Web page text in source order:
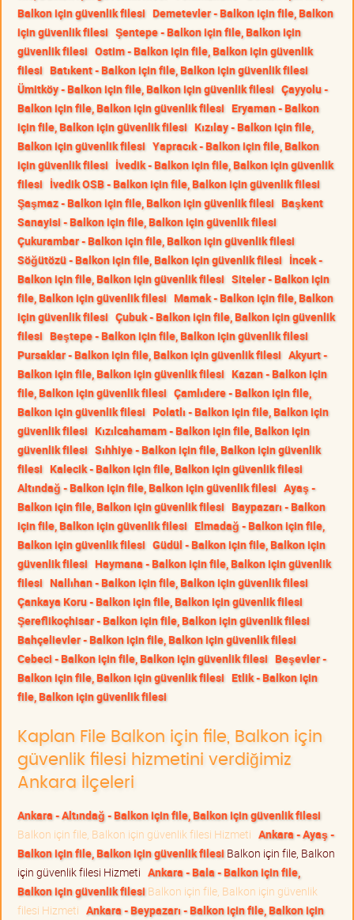
Balkon için güvenlik filesi Demetevler - Balkon için file, Balkon
için güvenlik filesi Şentepe - Balkon için file, Balkon için
güvenlik filesi Ostim - Balkon için file, Balkon için güvenlik
filesi Batıkent - Balkon için file, Balkon için güvenlik filesi
Ümitköy - Balkon için file, Balkon için güvenlik filesi Çayyolu -
Balkon için file, Balkon için güvenlik filesi Eryaman - Balkon
için file, Balkon için güvenlik filesi Kızılay - Balkon için file,
Balkon için güvenlik filesi Yapracık - Balkon için file, Balkon
için güvenlik filesi İvedik - Balkon için file, Balkon için güvenlik
filesi İvedik OSB - Balkon için file, Balkon için güvenlik filesi
Şaşmaz - Balkon için file, Balkon için güvenlik filesi Başkent
Sanayisi - Balkon için file, Balkon için güvenlik filesi
Çukurambar - Balkon için file, Balkon için güvenlik filesi
Söğütözü - Balkon için file, Balkon için güvenlik filesi İncek -
Balkon için file, Balkon için güvenlik filesi Siteler - Balkon için
file, Balkon için güvenlik filesi Mamak - Balkon için file, Balkon
için güvenlik filesi Çubuk - Balkon için file, Balkon için güvenlik
filesi Beştepe - Balkon için file, Balkon için güvenlik filesi
Pursaklar - Balkon için file, Balkon için güvenlik filesi Akyurt -
Balkon için file, Balkon için güvenlik filesi Kazan - Balkon için
file, Balkon için güvenlik filesi Çamlıdere - Balkon için file,
Balkon için güvenlik filesi Polatlı - Balkon için file, Balkon için
güvenlik filesi Kızılcahamam - Balkon için file, Balkon için
güvenlik filesi Sıhhiye - Balkon için file, Balkon için güvenlik
filesi Kalecik - Balkon için file, Balkon için güvenlik filesi
Altındağ - Balkon için file, Balkon için güvenlik filesi Ayaş -
Balkon için file, Balkon için güvenlik filesi Baypazarı - Balkon
için file, Balkon için güvenlik filesi Elmadağ - Balkon için file,
Balkon için güvenlik filesi Güdül - Balkon için file, Balkon için
güvenlik filesi Haymana - Balkon için file, Balkon için güvenlik
filesi Nallıhan - Balkon için file, Balkon için güvenlik filesi
Çankaya Koru - Balkon için file, Balkon için güvenlik filesi
Şereflikoçhisar - Balkon için file, Balkon için güvenlik filesi
Bahçelievler - Balkon için file, Balkon için güvenlik filesi
Cebeci - Balkon için file, Balkon için güvenlik filesi Beşevler -
Balkon için file, Balkon için güvenlik filesi Etlik - Balkon için
file, Balkon için güvenlik filesi
Kaplan File Balkon için file, Balkon için
güvenlik filesi hizmetini verdiğimiz
Ankara ilçeleri
Ankara - Altındağ - Balkon için file, Balkon için güvenlik filesi
Balkon için file, Balkon için güvenlik filesi Hizmeti Ankara - Ayaş -
Balkon için file, Balkon için güvenlik filesi Balkon için file, Balkon
için güvenlik filesi Hizmeti Ankara - Bala - Balkon için file,
Balkon için güvenlik filesi Balkon için file, Balkon için güvenlik
filesi Hizmeti Ankara - Beypazarı - Balkon için file, Balkon için